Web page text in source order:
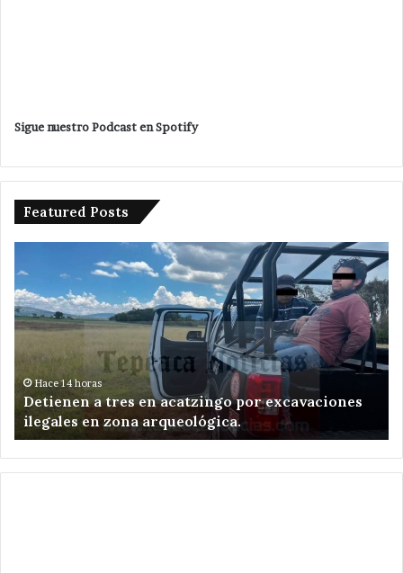
Sigue nuestro Podcast en Spotify
Featured Posts
a
tres
en
acatzingo
excavaciones
ilegales
en
zona
arqueológica.
Hace 14 horas
Detienen a tres en acatzingo por excavaciones
ilegales en zona arqueológica.
en
.